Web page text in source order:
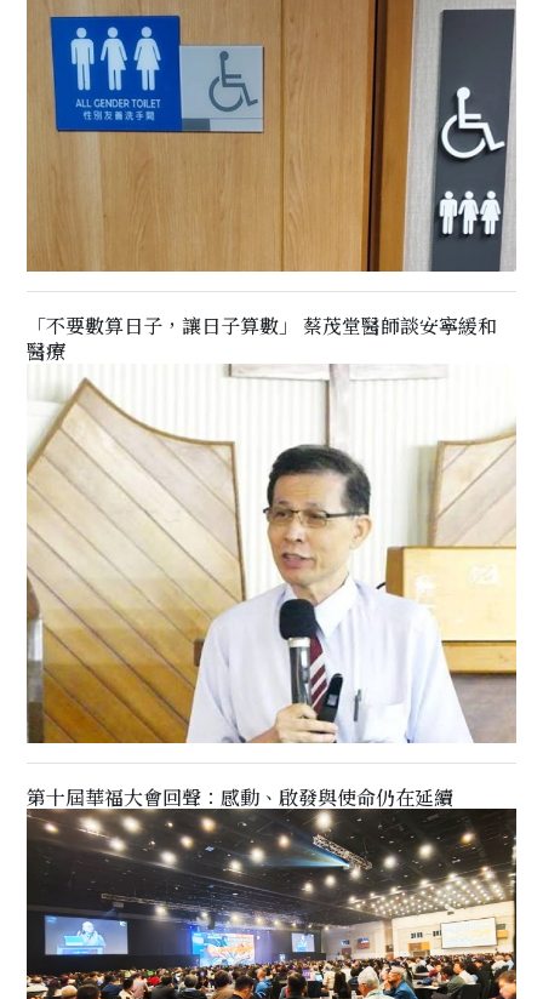
「不要數算日子，讓日子算數」 蔡茂堂醫師談安寧緩和
醫療
第十屆華福大會回聲：感動、啟發與使命仍在延續